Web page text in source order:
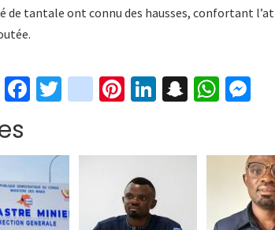
de tantale ont connu des hausses, confortant
S
h
ar
e
Fa
ce
o
o
k
T
wi
er
in
st
ra
Pi
nt
es
t
Li
n
dI
S
n
pc
W
h
sA
p
n
r